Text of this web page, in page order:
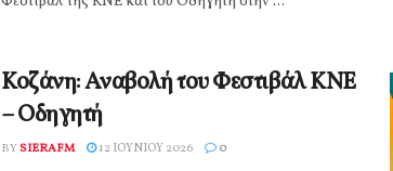
Κοζάνη: Αναβολή του Φεστιβάλ ΚΝΕ
– Οδηγητή
BYSIERAFM 12 ΙΟΥΝΊΟΥ 2026 0